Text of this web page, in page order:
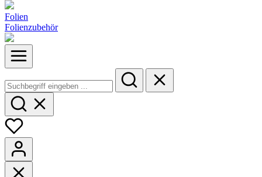
Folien
Folienzubehör